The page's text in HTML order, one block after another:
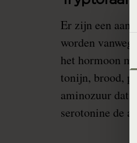
Er zijn een
worden
het hormoon
tonijn, brood,
aminozuur dat
serotonine de